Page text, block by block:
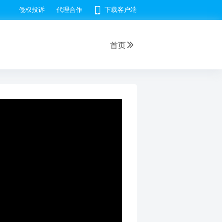
侵权投诉 代理合作 下载客户端
首页